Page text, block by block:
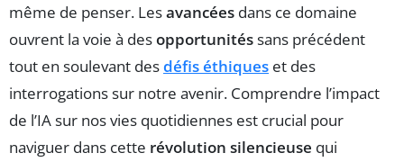
même de penser. Lesavancées dans ce domaine
ouvrent la voie à desopportunitéssans précédent
tout en soulevant desdéfis éthiques et des
interrogations sur notre avenir. Comprendre l’impact
de l’IA sur nos vies quotidiennes est crucial pour
naviguer dans cette révolution silencieuse qui